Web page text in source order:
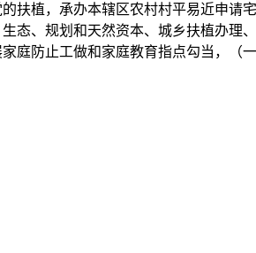
植，承办本辖区农村村平易近申请
态、规划和天然资本、城乡扶植办理
庭防止工做和家庭教育指点勾当，（一